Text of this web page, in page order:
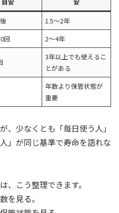
1.5〜2年
回 2〜4年
3年以上でも使えるこ
とがある
年数より保管状態が
重要
、少なくとも「毎日使う人」
」が同じ基準で寿命を語れな
、こう整理できます。
を見る。